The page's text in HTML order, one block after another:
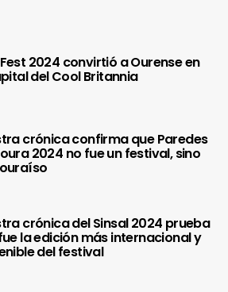
Fest 2024 convirtió a Ourense en
del Cool Britannia
crónica confirma que Paredes
2024 no fue un festival, sino
crónica del Sinsal 2024 prueba
la edición más internacional y
del festival